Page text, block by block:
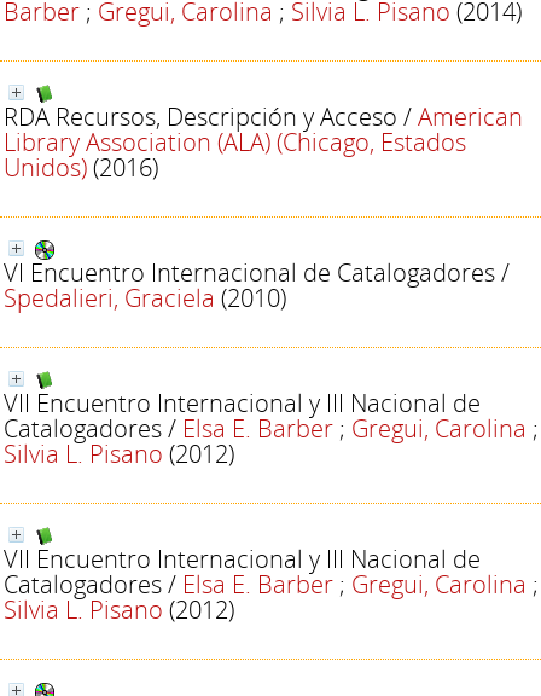
Barber ; Gregui, Carolina ; Silvia L. Pisano (2014)
RDA Recursos, Descripción y Acceso /American
Library Association (ALA) (Chicago, Estados
Unidos)(2016)
VI Encuentro Internacional de Catalogadores/
Spedalieri, Graciela (2010)
VII Encuentro Internacional y III Nacional de
Catalogadores/ Elsa E. Barber ; Gregui, Carolina ;
Silvia L. Pisano (2012)
VII Encuentro Internacional y III Nacional de
Catalogadores/ Elsa E. Barber ; Gregui, Carolina ;
Silvia L. Pisano (2012)